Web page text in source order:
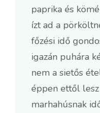
paprika és
ízt ad a
főzési idő
igazán puhára
nem a sietős
éppen ettől
marhahúsnak